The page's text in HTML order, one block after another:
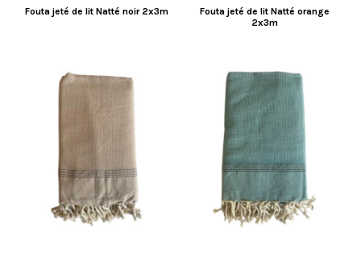
Fouta jeté de lit Natté noir 2x3m
Fouta jeté de lit Natté orange
2x3m